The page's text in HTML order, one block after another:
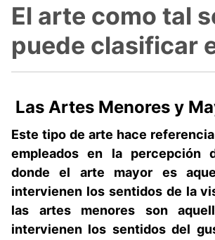
El arte como tal
puede clasificar
Las Artes Menores y
Este tipo de arte hace
empleados en la percepción
donde el arte mayor es
intervienen los sentidos de la
las artes menores son
intervienen los sentidos del